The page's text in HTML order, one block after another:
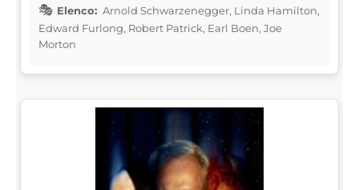
Elenco: Arnold Schwarzenegger, Linda Hamilton,
Edward Furlong, Robert Patrick, Earl Boen, Joe
Morton